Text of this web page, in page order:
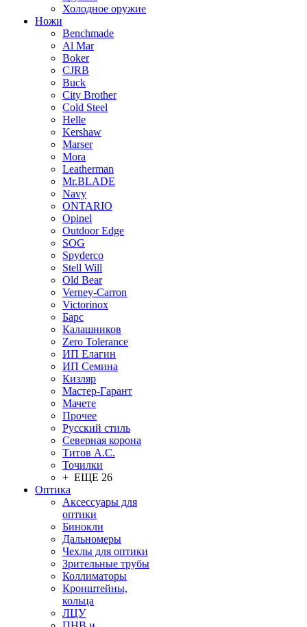
Холодное оружие
Ножи
Benchmade
Al Mar
Boker
CJRB
Buck
City Brother
Cold Steel
Helle
Kershaw
Marser
Mora
Leatherman
Mr.BLADE
Navy
ONTARIO
Opinel
Outdoor Edge
SOG
Spyderco
Stell Will
Old Bear
Verney-Carron
Victorinox
Барс
Калашников
Zero Tolerance
ИП Елагин
ИП Семина
Кизляр
Мастер-Гарант
Мачете
Прочее
Русский стиль
Северная корона
Титов А.С.
Точилки
+ ЕЩЕ 26
Оптика
Аксессуары для
оптики
Бинокли
Дальномеры
Чехлы для оптики
Зрительные трубы
Коллиматоры
Кронштейны,
кольца
ЛЦУ